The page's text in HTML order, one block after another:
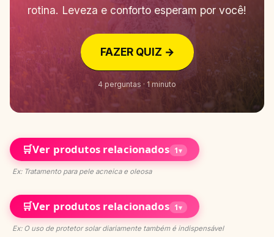
rotina. Leveza e conforto esperam por você!
FAZER QUIZ →
4 perguntas · 1 minuto
🛒Ver produtos relacionados 1▾
Ex: Tratamento para pele acneica e oleosa
🛒Ver produtos relacionados 1▾
Ex: O uso de protetor solar diariamente também é indispensável